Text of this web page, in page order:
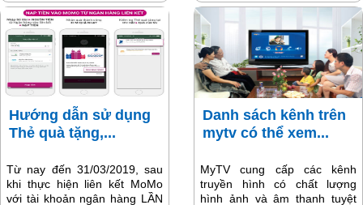
VNPT - VinaPhone trên Ví
MoMo. Ngay khi Thẻ quà tặng
đầu được sử dụng, nhận tiếp
1 Thẻ quà tặng tương tự trị
giá 50.000đ.
Hướng dẫn sử dụng
Thẻ quà tặng,...
Từ nay đến 31/03/2019, sau
khi thực hiện liên kết MoMo
với tài khoản ngân hàng LẦN
Danh sách kênh trên
mytv có thể xem...
MyTV cung cấp các kênh
truyền hình có chất lượng
hình ảnh và âm thanh tuyệt